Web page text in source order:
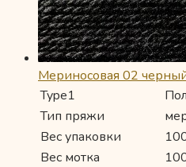
Мериносовая 02
Type1
Тип пряжи
Вес упаковки
Вес мотка